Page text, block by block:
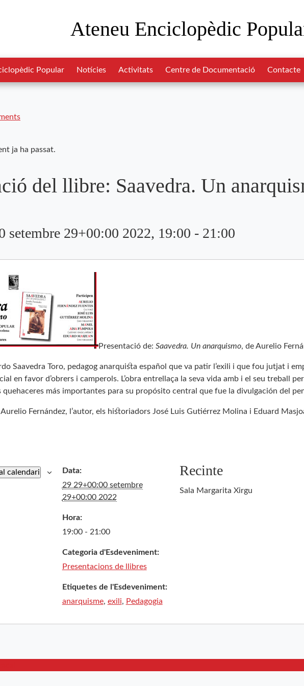
Ateneu Enciclopèdic
Popular Notícies Activitats Centre de Documentació Contacte
ja ha passat.
del llibre: Saavedra. Un
setembre 29+00:00 2022, 19:00 - 21:00
Presentació de: Saavedra. Un anarquismo, de Aurelio
Saavedra Toro, pedagog anarquista español que va patir l’exili i que fou jutjat i
en favor d’obrers i camperols. L’obra entrellaça la seva vida amb i el seu treball
quehaceres más importantes para su propósito central que fue la divulgación del
Fernández, l’autor, els historiadors José Luis Gutiérrez Molina i Eduard
calendari
Data:
29 29+00:00 setembre
29+00:00 2022
Hora:
19:00 - 21:00
Categoria d'Esdeveniment:
Presentacions de llibres
Etiquetes de l'Esdeveniment:
anarquisme, exili, Pedagogia
Recinte
Sala Margarita Xirgu